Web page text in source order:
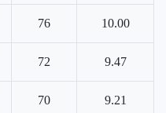
76 10.00
72 9.47
70 9.21